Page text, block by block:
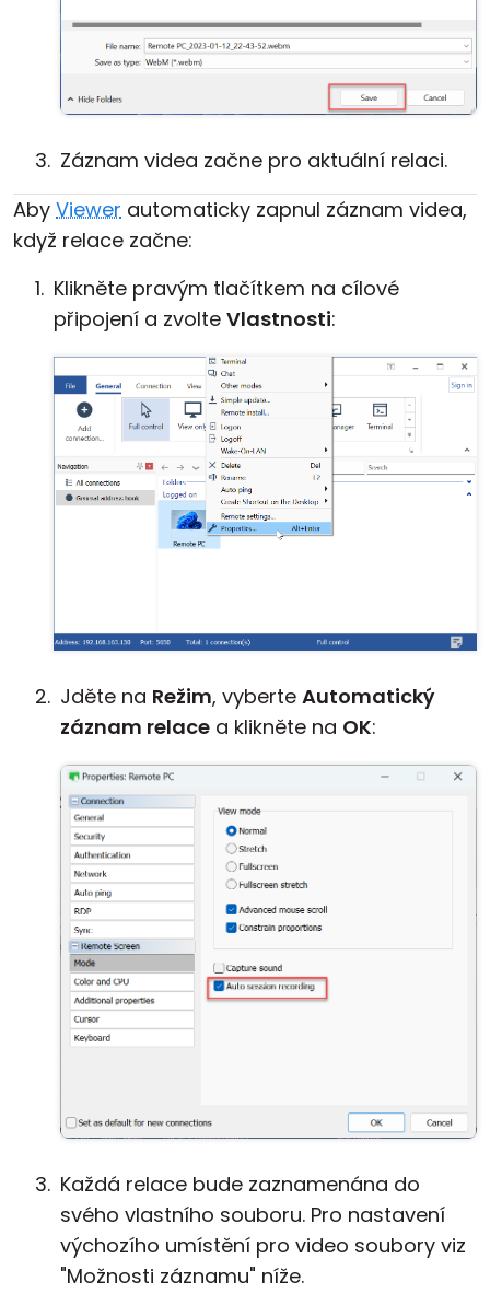
Záznam videa začne pro aktuální relaci.
Aby Viewer automaticky zapnul záznam videa,
když relace začne:
Klikněte pravým tlačítkem na cílové
připojení a zvolte Vlastnosti:
Jděte na Režim, vyberte Automatický
záznam relace a klikněte na OK:
Každá relace bude zaznamenána do
svého vlastního souboru. Pro nastavení
výchozího umístění pro video soubory viz
"Možnosti záznamu" níže.